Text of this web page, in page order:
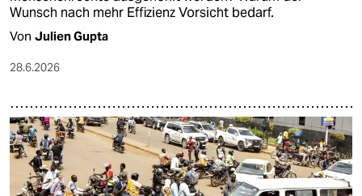
Wunsch nach mehr Effizienz Vorsicht bedarf.
Von Julien Gupta
28.6.2026